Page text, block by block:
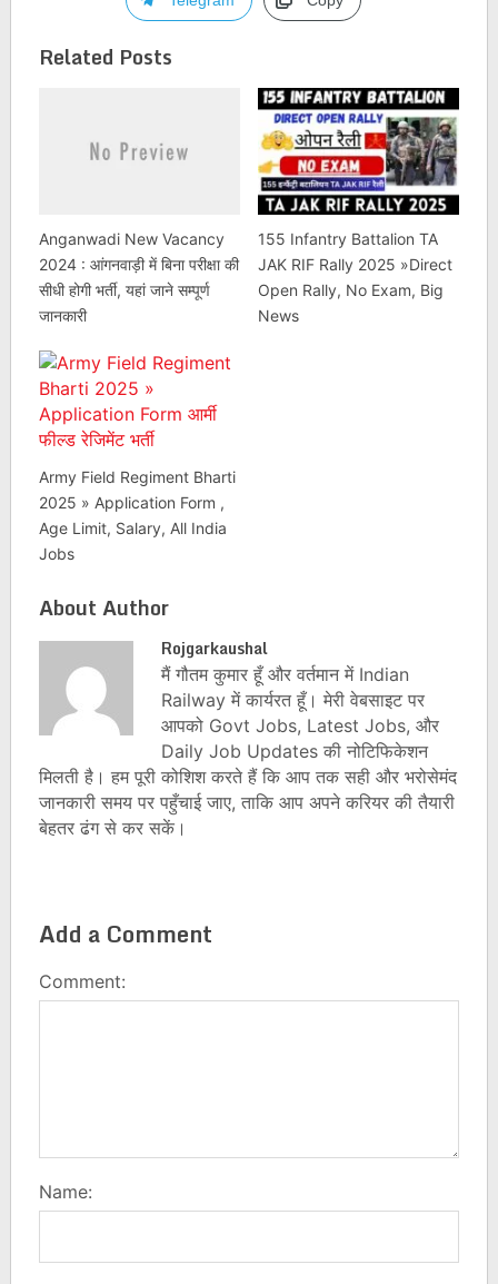
Related Posts
Anganwadi New Vacancy
2024 : आंगनवाड़ी में बिना परीक्षा की
सीधी होगी भर्ती, यहां जाने सम्पूर्ण
जानकारी
155 Infantry Battalion TA
JAK RIF Rally 2025 »Direct
Open Rally, No Exam, Big
News
Army Field Regiment Bharti
2025 » Application Form ,
Age Limit, Salary, All India
Jobs
About Author
Rojgarkaushal
मैं गौतम कुमार हूँ और वर्तमान में Indian
Railway में कार्यरत हूँ। मेरी वेबसाइट पर
आपको Govt Jobs, Latest Jobs, और
Daily Job Updates की नोटिफिकेशन
मिलती है। हम पूरी कोशिश करते हैं कि आप तक सही और भरोसेमंद
जानकारी समय पर पहुँचाई जाए, ताकि आप अपने करियर की तैयारी
बेहतर ढंग से कर सकें।
Add a Comment
Comment:
Name: